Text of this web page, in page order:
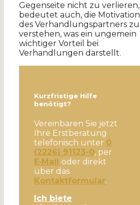
Gegenseite nicht zu verlieren,
bedeutet auch, die Motivation
des Verhandlungspartners zu
verstehen, was ein ungemein
wichtiger Vorteil bei
Verhandlungen darstellt.
Kurzfristige Hilfe
benötigt?
Vereinbaren Sie jetzt
Ihre Erstberatung
telefonisch unter 0
(2226) 91123-0, per
E‑Mail
oder direkt
über das
Kontaktformular.
Ich biete